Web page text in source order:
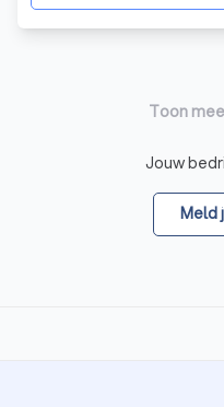
Toon
Jouw
Meld